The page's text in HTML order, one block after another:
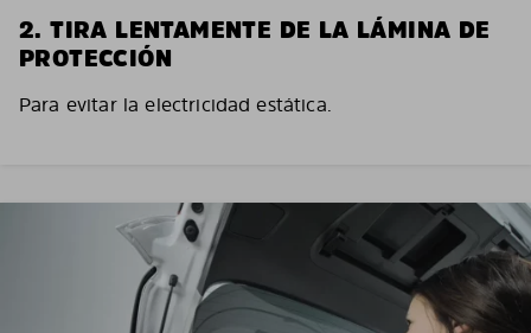
2. TIRA LENTAMENTE DE LA LÁMINA DE
PROTECCIÓN
Para evitar la electricidad estática.